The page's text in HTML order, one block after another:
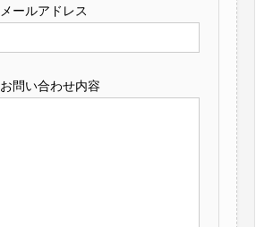
メールアドレス
お問い合わせ内容